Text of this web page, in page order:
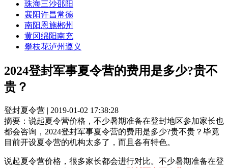
珠海三沙邵阳
襄阳许昌常德
南阳恩施郴州
黄冈绵阳南充
攀枝花泸州遵义
2024登封军事夏令营的费用是多少?贵不
贵？
登封夏令营 | 2019-01-02 17:38:28
摘要： 说起夏令营价格，不少暑期准备在登封地区参加家长也
都会咨询，2024登封军事夏令营的费用是多少?贵不贵？毕竟
目前开设夏令营的机构太多了，而且各有特色。
说起夏令营价格，很多家长都会进行对比。不少暑期准备在登